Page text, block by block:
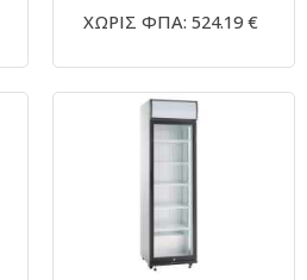
ΧΩΡΙΣ ΦΠΑ: 524.19 €